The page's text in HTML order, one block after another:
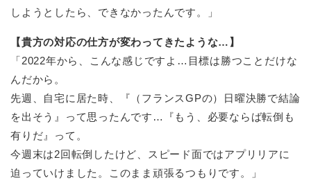
しようとしたら、できなかったんです。」
【貴方の対応の仕方が変わってきたような…】
「2022年から、こんな感じですよ…目標は勝つことだけな
んだから。
先週、自宅に居た時、『（フランスGPの）日曜決勝で結論
を出そう』って思ったんです…『もう、必要ならば転倒も
有りだ』って。
今週末は2回転倒したけど、スピード面ではアプリリアに
迫っていけました。このまま頑張るつもりです。」